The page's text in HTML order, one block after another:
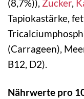
(8,7%)), Zucker,
Tapiokastärke,
(Carrageen),
B12, D2).
Nährwerte pro